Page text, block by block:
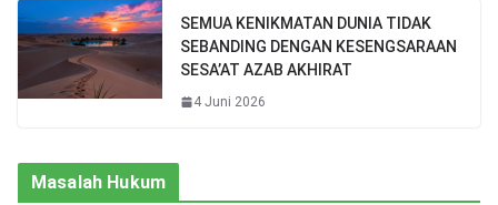
SEMUA KENIKMATAN DUNIA TIDAK
SEBANDING DENGAN KESENGSARAAN
SESA’AT AZAB AKHIRAT
4 Juni 2026
Masalah Hukum